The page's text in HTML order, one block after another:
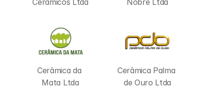
Cerâmicos Ltda Nobre Ltda
Cerâmica da
Mata Ltda
Cerâmica Palma
de Ouro Ltda